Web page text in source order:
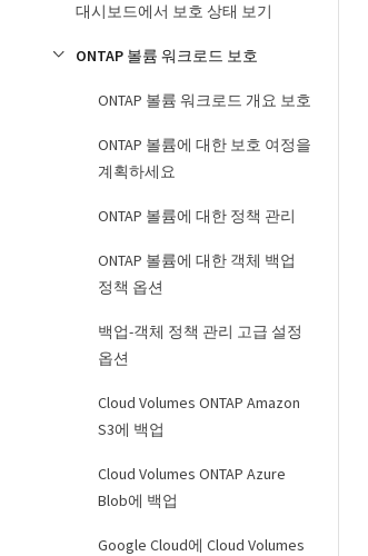
대시보드에서 보호 상태 보기
ONTAP 볼륨 워크로드 보호
ONTAP 볼륨 워크로드 개요 보호
ONTAP 볼륨에 대한 보호 여정을
계획하세요
ONTAP 볼륨에 대한 정책 관리
ONTAP 볼륨에 대한 객체 백업
정책 옵션
백업-객체 정책 관리 고급 설정
옵션
Cloud Volumes ONTAP Amazon
S3에 백업
Cloud Volumes ONTAP Azure
Blob에 백업
Google Cloud에 Cloud Volumes